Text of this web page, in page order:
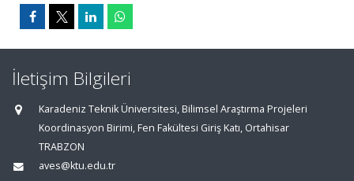
İletişim Bilgileri
Karadeniz Teknik Üniversitesi, Bilimsel Araştırma Projeleri
Koordinasyon Birimi, Fen Fakültesi Giriş Katı, Ortahisar
TRABZON
aves@ktu.edu.tr